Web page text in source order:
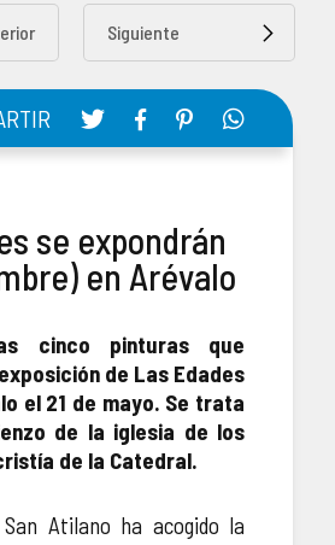
Siguiente
se expondrán
en Arévalo
cinco pinturas que
de Las Edades
el 21 de mayo. Se trata
de la iglesia de los
de la Catedral.
Atilano ha acogido la